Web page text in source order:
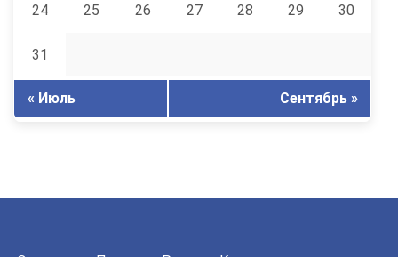
24 25 26 27 28 29 30
31
« Июль Сентябрь »